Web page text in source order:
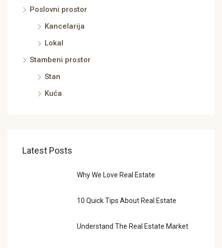
Poslovni prostor
Kancelarija
Lokal
Stambeni prostor
Stan
Kuća
Latest Posts
Why We Love Real Estate
10 Quick Tips About Real Estate
Understand The Real Estate Market